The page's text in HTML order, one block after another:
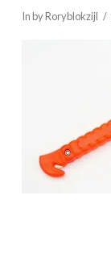
In by Roryblokzijl